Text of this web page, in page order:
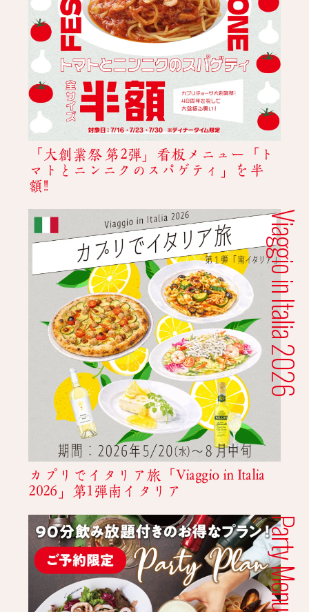
「大創業祭 第2弾」看板メニュー「ト
マトとニンニクのスパゲティ」を半
額!!
Viaggio in Italia 2026
カプリでイタリア旅「Viaggio in Italia
2026」第1弾南イタリア
Party Menu